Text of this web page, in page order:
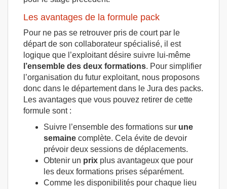
Les avantages de la formule pack
Pour ne pas se retrouver pris de court par le
départ de son collaborateur spécialisé, il est
logique que l’exploitant désire suivre lui-même
l’ensemble des deux formations. Pour simplifier
l’organisation du futur exploitant, nous proposons
donc dans le département dans le Jura des packs.
Les avantages que vous pouvez retirer de cette
formule sont :
Suivre l’ensemble des formations sur une
semaine complète. Cela évite de devoir
prévoir deux sessions de déplacements.
Obtenir un prix plus avantageux que pour
les deux formations prises séparément.
Comme les disponibilités pour chaque lieu